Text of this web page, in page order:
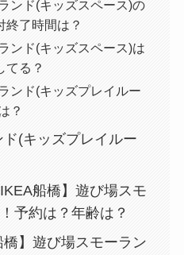
ンド(キッズスペース)の
終了時間は？
ンド(キッズスペース)は
てる？
ンド(キッズプレイルー
？
(キッズプレイルー
船橋】遊び場スモ
予約は？年齢は？
】遊び場スモーラン